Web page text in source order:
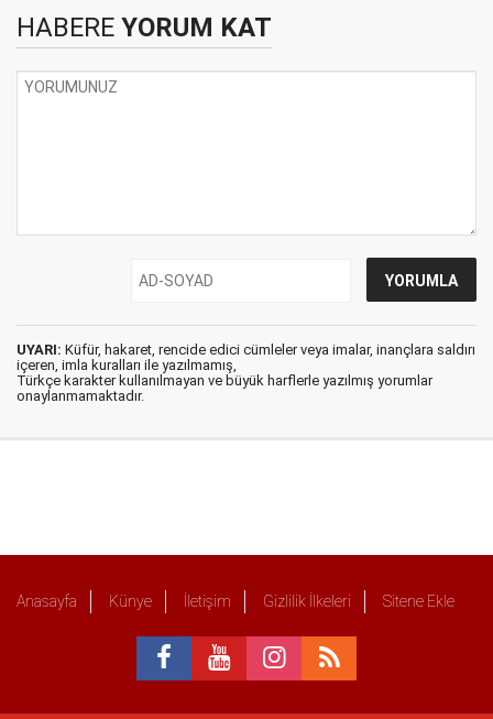
HABERE YORUM KAT
UYARI: Küfür, hakaret, rencide edici cümleler veya imalar, inançlara saldırı
içeren, imla kuralları ile yazılmamış,
Türkçe karakter kullanılmayan ve büyük harflerle yazılmış yorumlar
onaylanmamaktadır.
Anasayfa Künye İletişim Gizlilik İlkeleri Sitene Ekle